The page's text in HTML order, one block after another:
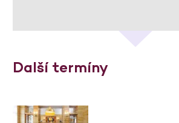
Další termíny